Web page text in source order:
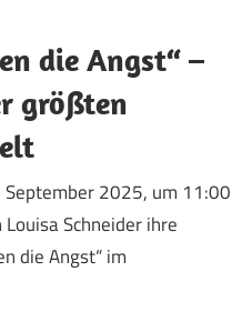
die Angst“ –
größten
September 2025, um 11:00
Schneider ihre
die Angst“ im